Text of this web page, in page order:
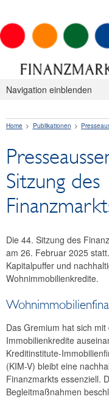
Navigation einblenden
Makroprudenzielle
Publikationen
Presseaussendungen
2026
47. Sitzung
46. Sitzung
45. Sitzung
44. Sitzung
2024
2023
Home Publikationen
Sitzung des
Die 44. Sitzung des
am 26. Februar 2025
Kapitalpuffer und
Wohnimmobilienkredite.
Das Gremium hat sich
Immobilienkredite
Kreditinstitute-
(KIM-V) bleibt eine
Finanzmarkts essenziell.
Begleitmaßnahmen